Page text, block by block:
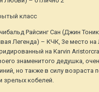
класс
Райсинг Сан (Джин
Легенда) – КЧК, 3е место
на Karvin
знаменитого дедушка,
но также в силу возраста
зрелых кобелей.